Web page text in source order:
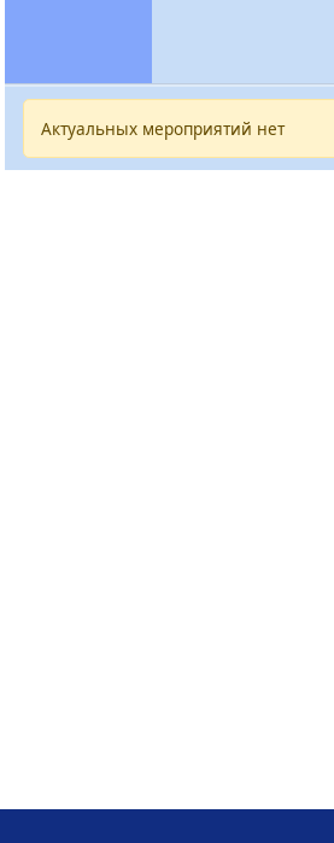
Актуальных мероприятий нет